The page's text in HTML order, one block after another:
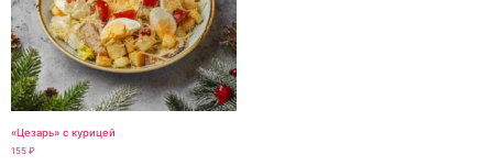
«Цезарь» с курицей
155 ₽